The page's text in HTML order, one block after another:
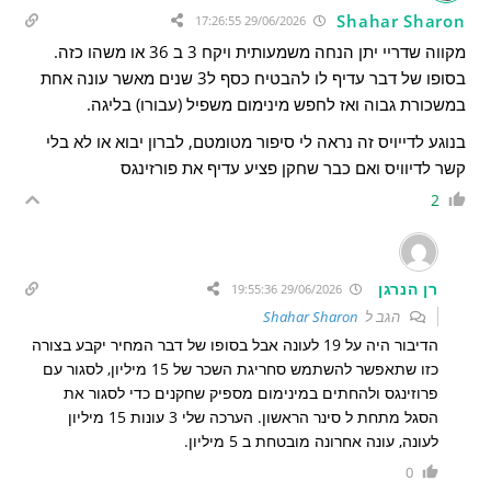
Shahar Sharon
מקווה שדריי יתן הנחה משמעותית ויקח 3 ב 36 או משהו כזה.
בסופו של דבר עדיף לו להבטיח כסף ל3 שנים מאשר עונה אחת
במשכורת גבוה ואז לחפש מינימום משפיל (עבורו) בליגה.
בנוגע לדייויס זה נראה לי סיפור מטומטם, לברון יבוא או לא בלי
קשר לדיוויס ואם כבר שחקן פציע עדיף את פורזינגס
2
רן הנרגן 29/06/2026 19:55:36
הגב ל Shahar Sharon
הדיבור היה על 19 לעונה אבל בסופו של דבר המחיר יקבע בצורה
כזו שתאפשר להשתמש סחריגת השכר של 15 מיליון, לסגור עם
פרוזינגס ולהחתים במינימום מספיק שחקנים כדי לסגור את
הסגל מתחת ל סינר הראשון. הערכה שלי 3 עונות 15 מיליון
לעונה, עונה אחרונה מובטחת ב 5 מיליון.
0